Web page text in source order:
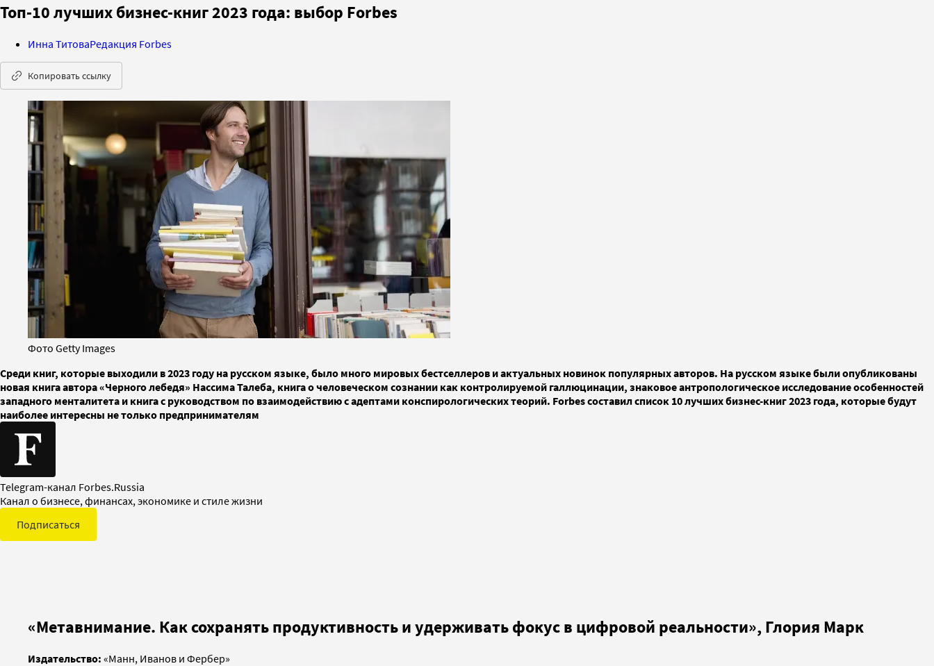
Топ-10 лучших бизнес-книг 2023 года: выбор Forbes
Инна ТитоваРедакция Forbes
Копировать ссылку
Фото Getty Images
Среди книг, которые выходили в 2023 году на русском языке, было много мировых бестселлеров и актуальных новинок популярных авторов. На русском языке были опубликованы
новая книга автора «Черного лебедя» Нассима Талеба, книга о человеческом сознании как контролируемой галлюцинации, знаковое антропологическое исследование особенностей
западного менталитета и книга с руководством по взаимодействию с адептами конспирологических теорий. Forbes cоставил список 10 лучших бизнес-книг 2023 года, которые будут
наиболее интересны не только предпринимателям
Telegram-канал Forbes.Russia
Канал о бизнесе, финансах, экономике и стиле жизни
Подписаться
«Метавнимание. Как сохранять продуктивность и удерживать фокус в цифровой реальности», Глория Марк
Издательство: «Манн, Иванов и Фербер»